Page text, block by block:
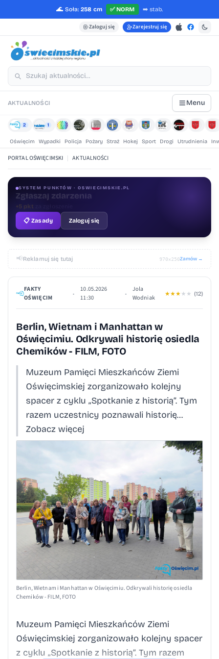
🌊 Soła: 258 cm ✅NORM ➡️ stab.
Zaloguj się Zarejestruj się
AKTUALNOŚCI Menu
2 1
Oświęcim Wypadki Policja Pożary Straż Hokej Sport Drogi Utrudnienia
PORTAL OŚWIĘCIMSKI | AKTUALNOŚCI
SYSTEM PUNKTÓW · OSWIECIMSKIE.PL
Oceniaj treści
+1 pktza ocenę
📋 Zasady
Zaloguj się
📢Reklamuj się tutaj 970×250Zamów →
FAKTY
OŚWIĘCIM
•
10.05.2026
11:30
•
Jola
Wodniak
★★★ ★ ★ (12)
Berlin, Wietnam i Manhattan w
Oświęcimiu. Odkrywali historię osiedla
Chemików - FILM, FOTO
Muzeum Pamięci Mieszkańców Ziemi
Oświęcimskiej zorganizowało kolejny
spacer z cyklu „Spotkanie z historią”. Tym
razem uczestnicy poznawali historię…
Zobacz więcej
Berlin, Wietnam i Manhattan w Oświęcimiu. Odkrywali historię osiedla
Chemików - FILM, FOTO
Muzeum Pamięci Mieszkańców Ziemi
Oświęcimskiej zorganizowało kolejny spacer
z cyklu „Spotkanie z historią”. Tym razem